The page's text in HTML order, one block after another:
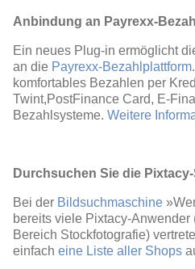
Anbindung an Payrexx-
Ein neues Plug-in ermöglicht
an die Payrexx-Bezahlplattform
komfortables Bezahlen per
Twint,PostFinance Card, E-
Bezahlsysteme. Weitere
Durchsuchen Sie die
Bei der Bildsuchmaschine
bereits viele Pixtacy-
Bereich Stockfotografie)
einfach eine Liste aller Shops